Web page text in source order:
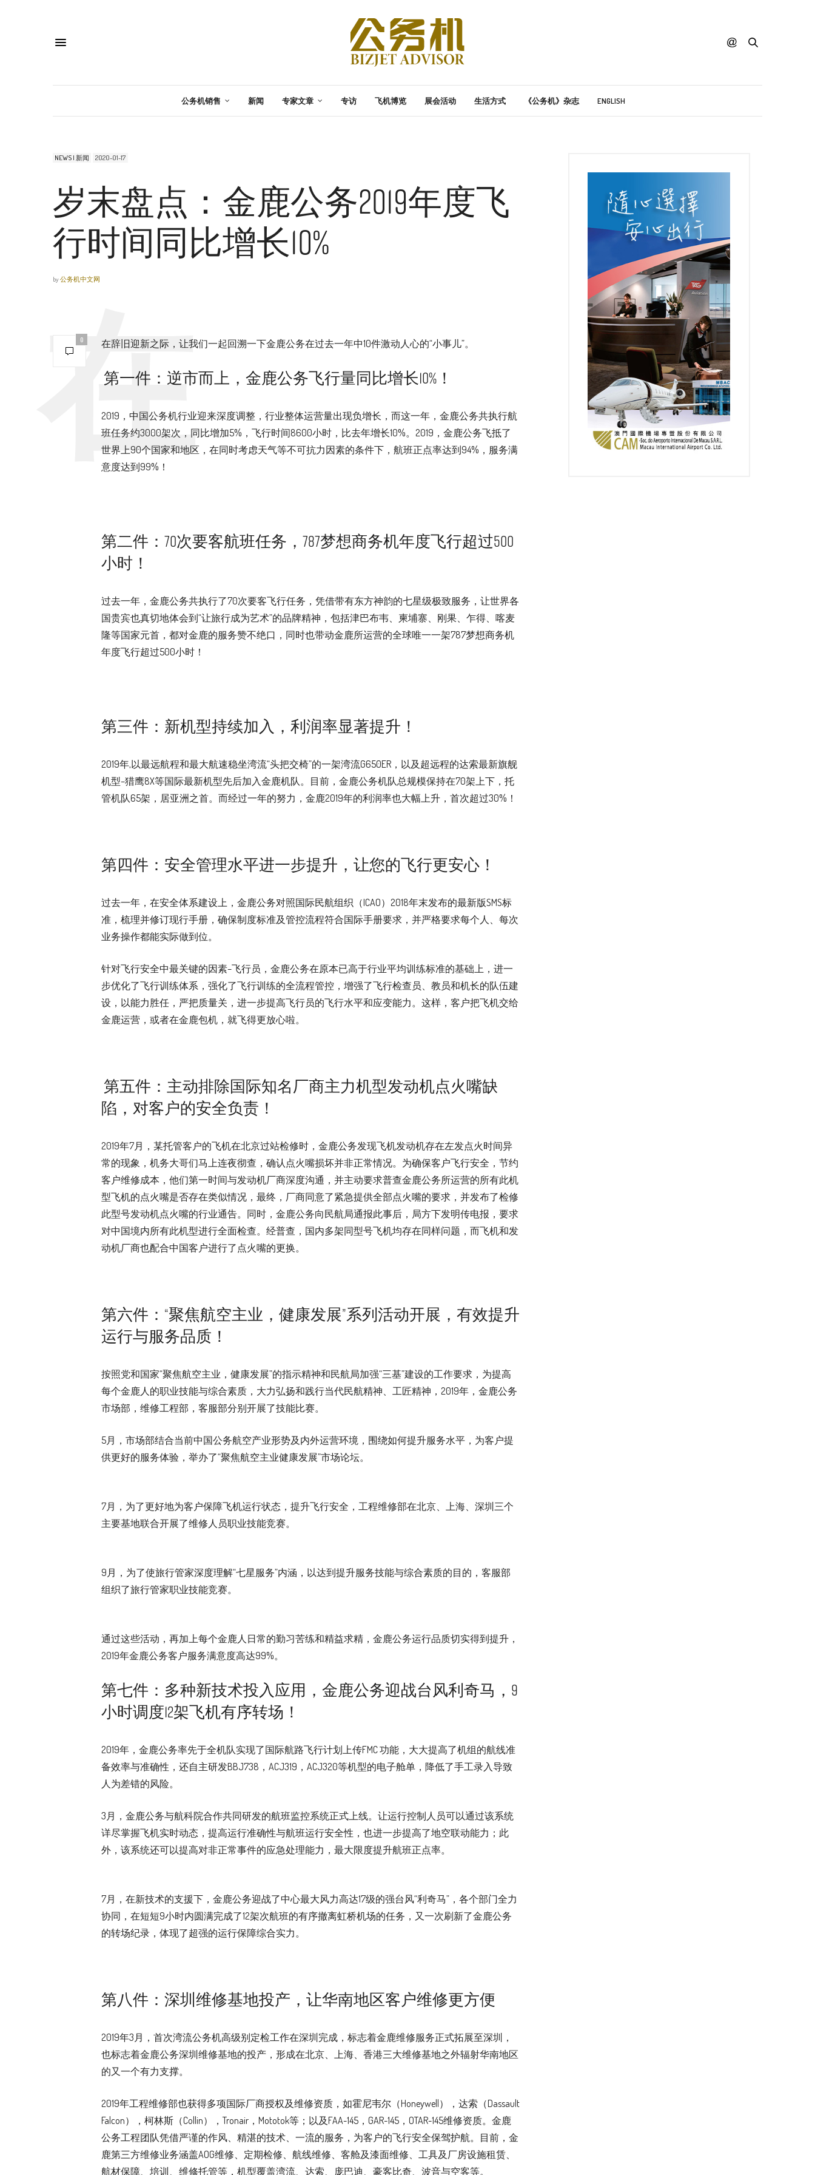
公务机销售 新闻 专家文章 专访 飞机博览 展会活动 生活方式 《公务机》杂志 ENGLISH
NEWS | 新闻 2020-01-17
岁末盘点：金鹿公务2019年度飞
行时间同比增长10%
by公务机中文网
0 在辞旧迎新之际，让我们一起回溯一下金鹿公务在过去一年中10件激动人心的“小事儿”。
第一件：逆市而上，金鹿公务飞行量同比增长10%！
2019，中国公务机行业迎来深度调整，行业整体运营量出现负增长，而这一年，金鹿公务共执行航
班任务约3000架次，同比增加5%，飞行时间8600小时，比去年增长10%。2019，金鹿公务飞抵了
世界上90个国家和地区，在同时考虑天气等不可抗力因素的条件下，航班正点率达到94%，服务满
意度达到99%！
第二件：70次要客航班任务，787梦想商务机年度飞行超过500
小时！
过去一年，金鹿公务共执行了70次要客飞行任务，凭借带有东方神韵的七星级极致服务，让世界各
国贵宾也真切地体会到“让旅行成为艺术”的品牌精神，包括津巴布韦、柬埔寨、刚果、乍得、喀麦
隆等国家元首，都对金鹿的服务赞不绝口，同时也带动金鹿所运营的全球唯一一架787梦想商务机
年度飞行超过500小时！
第三件：新机型持续加入，利润率显著提升！
2019年,以最远航程和最大航速稳坐湾流“头把交椅”的一架湾流G650ER，以及超远程的达索最新旗舰
机型–猎鹰8X等国际最新机型先后加入金鹿机队。目前，金鹿公务机队总规模保持在70架上下，托
管机队65架，居亚洲之首。而经过一年的努力，金鹿2019年的利润率也大幅上升，首次超过30%！
第四件：安全管理水平进一步提升，让您的飞行更安心！
过去一年，在安全体系建设上，金鹿公务对照国际民航组织（ICAO）2018年末发布的最新版SMS标
准，梳理并修订现行手册，确保制度标准及管控流程符合国际手册要求，并严格要求每个人、每次
业务操作都能实际做到位。
针对飞行安全中最关键的因素–飞行员，金鹿公务在原本已高于行业平均训练标准的基础上，进一
步优化了飞行训练体系，强化了飞行训练的全流程管控，增强了飞行检查员、教员和机长的队伍建
设，以能力胜任，严把质量关，进一步提高飞行员的飞行水平和应变能力。这样，客户把飞机交给
金鹿运营，或者在金鹿包机，就飞得更放心啦。
第五件：主动排除国际知名厂商主力机型发动机点火嘴缺
陷，对客户的安全负责！
2019年7月，某托管客户的飞机在北京过站检修时，金鹿公务发现飞机发动机存在左发点火时间异
常的现象，机务大哥们马上连夜彻查，确认点火嘴损坏并非正常情况。为确保客户飞行安全，节约
客户维修成本，他们第一时间与发动机厂商深度沟通，并主动要求普查金鹿公务所运营的所有此机
型飞机的点火嘴是否存在类似情况，最终，厂商同意了紧急提供全部点火嘴的要求，并发布了检修
此型号发动机点火嘴的行业通告。同时，金鹿公务向民航局通报此事后，局方下发明传电报，要求
对中国境内所有此机型进行全面检查。经普查，国内多架同型号飞机均存在同样问题，而飞机和发
动机厂商也配合中国客户进行了点火嘴的更换。
第六件：“聚焦航空主业，健康发展”系列活动开展，有效提升
运行与服务品质！
按照党和国家“聚焦航空主业，健康发展”的指示精神和民航局加强“三基”建设的工作要求，为提高
每个金鹿人的职业技能与综合素质，大力弘扬和践行当代民航精神、工匠精神，2019年，金鹿公务
市场部，维修工程部，客服部分别开展了技能比赛。
5月，市场部结合当前中国公务航空产业形势及内外运营环境，围绕如何提升服务水平，为客户提
供更好的服务体验，举办了“聚焦航空主业健康发展”市场论坛。
7月，为了更好地为客户保障飞机运行状态，提升飞行安全，工程维修部在北京、上海、深圳三个
主要基地联合开展了维修人员职业技能竞赛。
9月，为了使旅行管家深度理解“七星服务”内涵，以达到提升服务技能与综合素质的目的，客服部
组织了旅行管家职业技能竞赛。
通过这些活动，再加上每个金鹿人日常的勤习苦练和精益求精，金鹿公务运行品质切实得到提升，
2019年金鹿公务客户服务满意度高达99%。
第七件：多种新技术投入应用，金鹿公务迎战台风利奇马，9
小时调度12架飞机有序转场！
2019年，金鹿公务率先于全机队实现了国际航路飞行计划上传FMC 功能，大大提高了机组的航线准
备效率与准确性，还自主研发BBJ738，ACJ319，ACJ320等机型的电子舱单，降低了手工录入导致
人为差错的风险。
3月，金鹿公务与航科院合作共同研发的航班监控系统正式上线。让运行控制人员可以通过该系统
详尽掌握飞机实时动态，提高运行准确性与航班运行安全性，也进一步提高了地空联动能力；此
外，该系统还可以提高对非正常事件的应急处理能力，最大限度提升航班正点率。
7月，在新技术的支援下，金鹿公务迎战了中心最大风力高达17级的强台风“利奇马”，各个部门全力
协同，在短短9小时内圆满完成了12架次航班的有序撤离虹桥机场的任务，又一次刷新了金鹿公务
的转场纪录，体现了超强的运行保障综合实力。
第八件：深圳维修基地投产，让华南地区客户维修更方便
2019年3月，首次湾流公务机高级别定检工作在深圳完成，标志着金鹿维修服务正式拓展至深圳，
也标志着金鹿公务深圳维修基地的投产，形成在北京、上海、香港三大维修基地之外辐射华南地区
的又一个有力支撑。
2019年工程维修部也获得多项国际厂商授权及维修资质，如霍尼韦尔（Honeywell），达索（Dassault
Falcon），柯林斯（Collin），Tronair，Mototok等；以及FAA-145，GAR-145，OTAR-145维修资质。金鹿
公务工程团队凭借严谨的作风、精湛的技术、一流的服务，为客户的飞行安全保驾护航。目前，金
鹿第三方维修业务涵盖AOG维修、定期检修、航线维修、客舱及漆面维修、工具及厂房设施租赁、
航材保障、培训、维修托管等，机型覆盖湾流、达索、庞巴迪、豪客比奇、波音与空客等。